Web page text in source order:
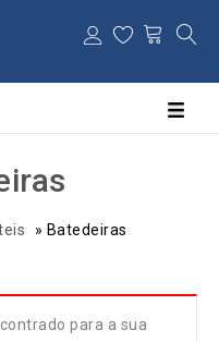
» Batedeiras
para a sua